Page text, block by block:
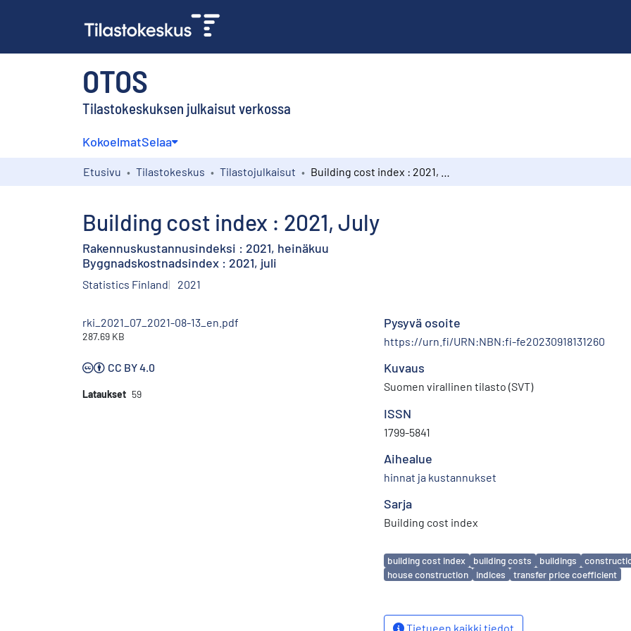
OTOS
Tilastokeskuksen julkaisut verkossa
KokoelmatSelaa
Etusivu Tilastokeskus Tilastojulkaisut
Building cost index : 2021, July
Rakennuskustannusindeksi : 2021, heinäkuu
Byggnadskostnadsindex : 2021, juli
Statistics Finland 2021
rki_2021_07_2021-08-13_en.pdf
287.69 KB
CC BY 4.0
Lataukset 59
Pysyvä osoite
https://urn.fi/URN:NBN:fi-fe20230918131260
Kuvaus
Suomen virallinen tilasto (SVT)
ISSN
1799-5841
Aihealue
hinnat ja kustannukset
Sarja
Building cost index
Avainsanat
building cost index building costs buildings
house construction
indices transfer price coefficient
Tietueen kaikki tiedot